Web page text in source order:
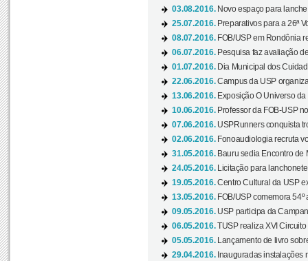
03.08.2016. Novo espaço para
25.07.2016. Preparativos para a 26ª
08.07.2016. FOB/USP em Rondônia
06.07.2016. Pesquisa faz avaliação
01.07.2016. Dia Municipal dos
22.06.2016.Campus da USP
13.06.2016. Exposição O Universo
10.06.2016. Professor da FOB-USP
07.06.2016. USPRunners conquista
02.06.2016. Fonoaudiologia recruta
31.05.2016. Bauru sedia Encontro de
24.05.2016.
Licitação para
19.05.2016.Centro Cultural da USP
13.05.2016. FOB/USP comemora
09.05.2016. USP participa da
06.05.2016.TUSP realiza XVI Circuito
05.05.2016.
Lançamento de livro
29.04.2016. Inauguradas instalações